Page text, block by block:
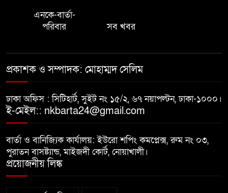
হাতে ধর্ষণের শিকার স্কুলছাত্রী
গভীর রাতে চাচীর ঘরে ভাতিজা,
পুরুষাঙ্গ কেটে উধাও চাচী
নোয়াখালীতে র‌্যাবের অভিযান: ২
চাঞ্চল্যকর হত্যা মামলার আসামিসহ
গ্রেপ্তার ৪
বাসি খাবার বিক্রির অভিযোগ, দুই
এনকে-বার্তা-
পরিবার
সব খবর
প্রকাশক ও সম্পাদক: মোহাম্মদ সেলিম
ঢাকা অফিস : সিটিহার্ট, সুইট নং ১৫/২, ৬৭ নয়াপল্টন, ঢাকা-১০০০।
ই-মেইল:: nkbarta24@gmail.com
বার্তা ও বানিজ্যিক কার্যালয়: ইউরো শপিং কমপ্লেক্স, রুম নং ০৩,
পুরাতন বাসষ্ট্যান্ড, মাইজদী কোর্ট, নোয়াখালী।
প্রয়োজনীয় লিঙ্ক